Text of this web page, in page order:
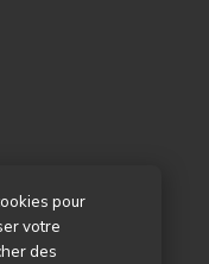
pour
votre
des